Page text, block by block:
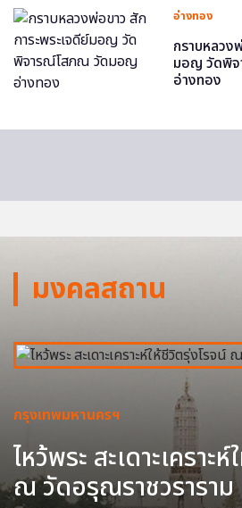
อ่างทอง
กราบหลวง
มอญ วัดพิ
อ่างทอง
มงคลสถาน
กรุงเทพมหานครฯ
ไหว้พระ สะเดาะเคราะ
ณ วัดอรุณราชวราราม